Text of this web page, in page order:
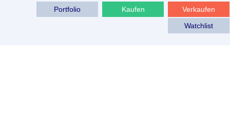
Verkaufen
Kaufen
Portfolio
Watchlist